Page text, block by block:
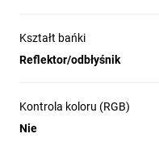
Kształt bańki
Reflektor/odbłyśnik
Kontrola koloru (RGB)
Nie